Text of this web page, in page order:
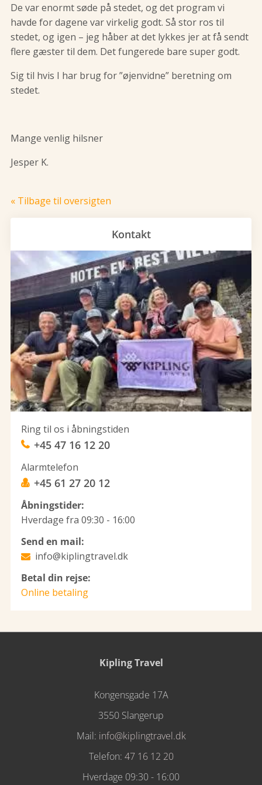
De var enormt søde på stedet, og det program vi
havde for dagene var virkelig godt. Så stor ros til
stedet, og igen – jeg håber at det lykkes jer at få sendt
flere gæster til dem. Det fungerede bare super godt.
Sig til hvis I har brug for ”øjenvidne” beretning om
stedet.
Mange venlig hilsner
Jesper K.
« Tilbage til oversigten
Kontakt
Ring til os i åbningstiden
+45 47 16 12 20
Alarmtelefon
+45 61 27 20 12
Åbningstider:
Hverdage fra 09:30 - 16:00
Send en mail:
info@kiplingtravel.dk
Betal din rejse:
Online betaling
Kipling Travel
Kongensgade 17A
3550 Slangerup
Mail: info@kiplingtravel.dk
Telefon: 47 16 12 20
Hverdage 09:30 - 16:00